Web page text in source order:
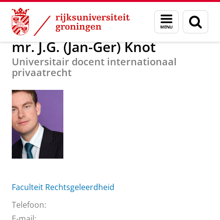
Skip
Content
Skip
Navigation
Menu
en
zoeken
Over ons mr. J.G. (Jan-Ger) Knot
mr. J.G. (Jan-Ger) Knot
Universitair docent internationaal
privaatrecht
Faculteit Rechtsgeleerdheid
Telefoon: